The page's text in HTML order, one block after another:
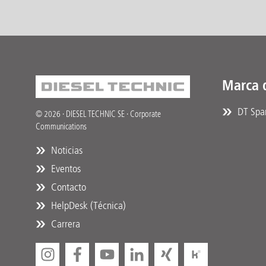
© 2026 · DIESEL TECHNIC SE · Corporate
Communications
Noticias
Eventos
Contacto
HelpDesk (Técnica)
Carrera
Marca
DT